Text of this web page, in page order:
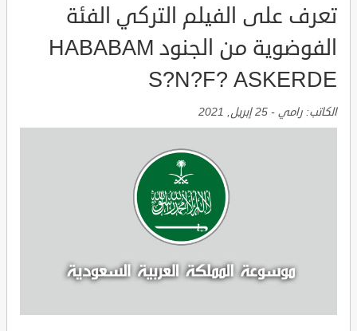
تعرف على الفيلم التركي الفئة
الفوضوية من الجنود HABABAM
S?N?F? ASKERDE
الكاتب: رامي - 25 إبريل, 2021